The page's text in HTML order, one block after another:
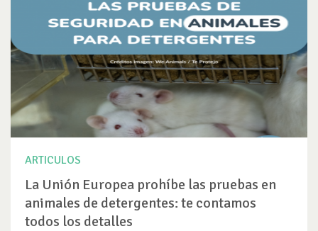
ARTICULOS
La Unión Europea prohíbe las pruebas en
animales de detergentes: te contamos
todos los detalles